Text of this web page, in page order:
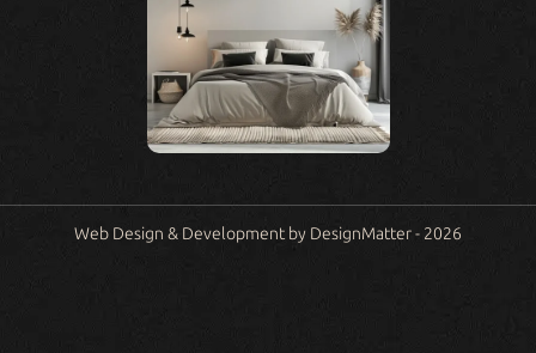
Web Design & Development by DesignMatter - 2026